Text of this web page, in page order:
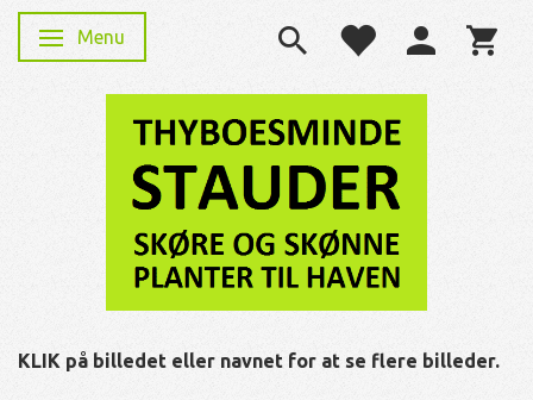
Skifte navigation
Menu
KLIK på billedet eller navnet for at se flere billeder.